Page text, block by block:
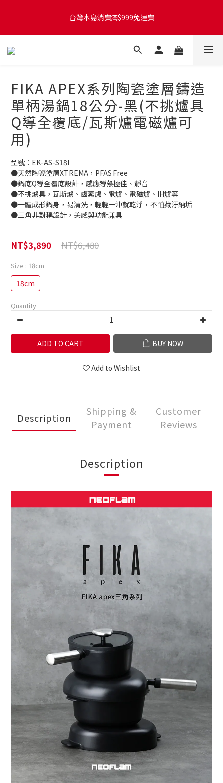
出貨
台灣本島消費滿$999免運費
台灣本島訂單將於付款完成後的下個工作天起，2~4個工作天完成
FIKA APEX系列陶瓷塗層鑄造
單柄湯鍋18公分-黑(不挑爐具
Q導全覆底/瓦斯爐電磁爐可
用)
型號：EK-AS-S18I
●天然陶瓷塗層XTREMA，PFAS Free
●鍋底Q導全覆底設計，感應導熱極佳、靜音
●不挑爐具，瓦斯爐、鹵素盧、電爐、電磁爐、IH爐等
●一體成形鍋身，易清洗，輕輕一沖就乾淨，不怕藏汙納垢
●三角非對稱設計，美感與功能兼具
NT$6,480
NT$3,890
Size : 18cm
18cm
Quantity
ADD TO CART BUY NOW
Add to Wishlist
Description
Shipping &
Payment
Customer
Reviews
Description